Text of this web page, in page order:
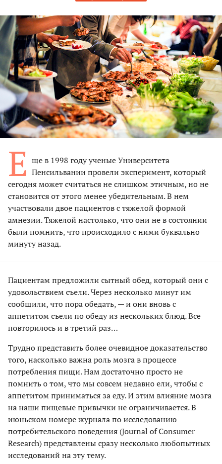
Е ще в 1998 году ученые Университета
Пенсильвании провели эксперимент, который
сегодня может считаться не слишком этичным, но не
становится от этого менее убедительным. В нем
участвовали двое пациентов с тяжелой формой
амнезии. Тяжелой настолько, что они не в состоянии
были помнить, что происходило с ними буквально
минуту назад.
Пациентам предложили сытный обед, который они с
удовольствием съели. Через несколько минут им
сообщили, что пора обедать, — и они вновь с
аппетитом съели по обеду из нескольких блюд. Все
повторилось и в третий раз…
Трудно представить более очевидное доказательство
того, насколько важна роль мозга в процессе
потребления пищи. Нам достаточно просто не
помнить о том, что мы совсем недавно ели, чтобы с
аппетитом приниматься за еду. И этим влияние мозга
на наши пищевые привычки не ограничивается. В
июньском номере журнала по исследованию
потребительского поведения (Journal of Consumer
Research) представлены сразу несколько любопытных
исследований на эту тему.